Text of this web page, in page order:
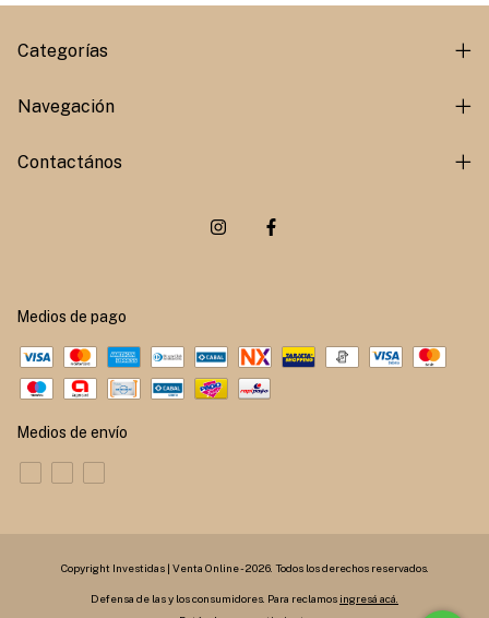
Categorías
Navegación
Contactános
Medios de pago
Medios de envío
Copyright Investidas | Venta Online - 2026. Todos los derechos reservados.
Defensa de las y los consumidores. Para reclamos ingresá acá.